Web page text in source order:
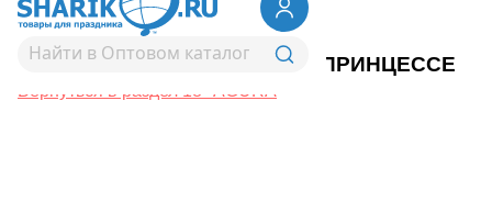
1202-4194Р 18" РУС НАШЕЙ ПРИНЦЕССЕ
Вернуться в раздел 18" AGURA